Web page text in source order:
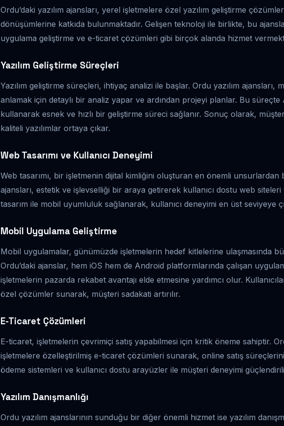
Ordu’daki yazılım ajansları, yerel işletmelere özel yazılım geliştirme
dönüşümlerine katkıda bulunmaktadır. Gelişen teknoloji ile birlikte, bu
uygulama geliştirme ve e-ticaret çözümleri gibi birçok alanda hizmet
Yazılım Geliştirme Süreçleri
Yazılım geliştirme süreçleri, ihtiyaç analizi ile başlar. Ordu yazılım ajansları,
anlamak için detaylı bir analiz yapar ve ardından projeyi planlar. Bu süreçte
kullanarak esnek ve hızlı bir geliştirme süreci sağlanır. Sonuç olarak,
kaliteli yazılımlar ortaya çıkar.
Web Tasarımı ve Kullanıcı Deneyimi
Web tasarımı, bir işletmenin dijital kimliğini oluşturan en önemli unsurlardan
ajansları, estetik ve işlevselliği bir araya getirerek kullanıcı dostu web
tasarım ile mobil uyumluluk sağlanarak, kullanıcı deneyimi en üst seviyeye
Mobil Uygulama Geliştirme
Mobil uygulamalar, günümüzde işletmelerin hedef kitlelerine ulaşmasında
Ordu’daki ajanslar, hem iOS hem de Android platformlarında çalışan
işletmelerin pazarda rekabet avantajı elde etmesine yardımcı olur.
özel çözümler sunarak, müşteri sadakati artırılır.
E-Ticaret Çözümleri
E-ticaret, işletmelerin çevrimiçi satış yapabilmesi için kritik öneme sahiptir.
işletmelere özelleştirilmiş e-ticaret çözümleri sunarak, online satış
ödeme sistemleri ve kullanıcı dostu arayüzler ile müşteri deneyimi
Yazılım Danışmanlığı
Ordu yazılım ajanslarının sunduğu bir diğer önemli hizmet ise yazılım